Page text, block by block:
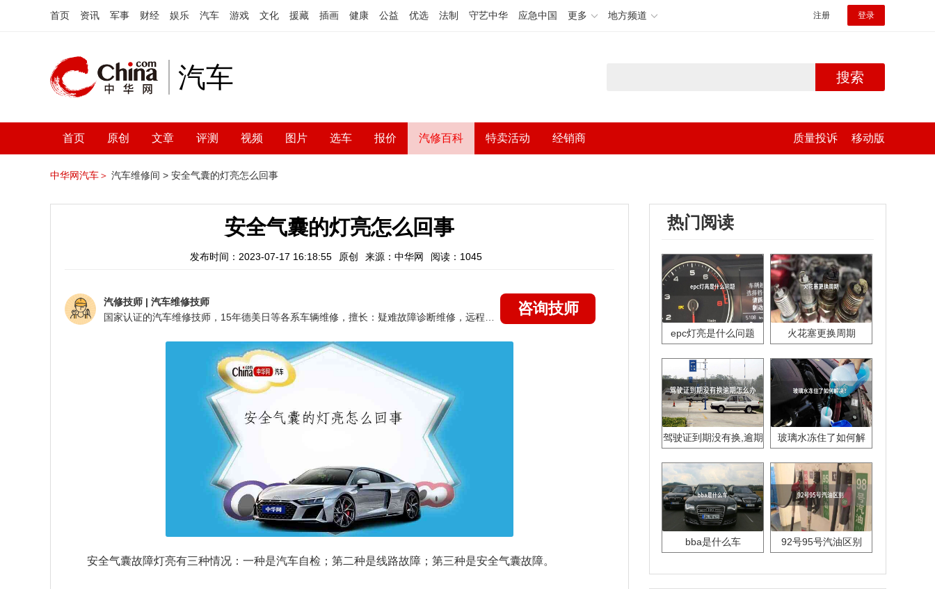
首页 资讯 军事 财经 娱乐 汽车 游戏 文化 援藏 插画 健康 公益 优选 法制 守艺中华 应急中国 更多 地方频道 注册 登录
汽车 搜索
首页 原创 文章 评测 视频 图片 选车 报价 汽修百科 特卖活动 经销商 质量投诉 移动版
中华网汽车＞ 汽车维修间 > 安全气囊的灯亮怎么回事
安全气囊的灯亮怎么回事
发布时间：2023-07-17 16:18:55 原创 来源：中华网 阅读：1045
汽修技师 | 汽车维修技师
咨询技师
安全气囊故障灯亮有三种情况：一种是汽车自检；第二种是线路故障；第三种是安全气囊故障。
热门阅读
epc灯亮是什么问题 火花塞更换周期
驾驶证到期没有换,逾期
玻璃水冻住了如何解
bba是什么车 92号95号汽油区别